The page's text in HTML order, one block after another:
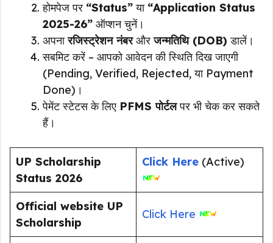
होमपेज पर “Status”या “Application Status
2025-26” ऑप्शन चुनें।
अपनारजिस्ट्रेशन नंबरऔरजन्मतिथि (DOB) डालें।
सबमिट करें – आपको आवेदन की स्थिति दिख जाएगी
(Pending, Verified, Rejected, या Payment
Done)।
पेमेंट स्टेटस के लिए PFMS पोर्टलपर भी चेक कर सकते
हैं।
UP Scholarship
Status 2026
Click Here (Active)
Official website UP
Scholarship
Click Here